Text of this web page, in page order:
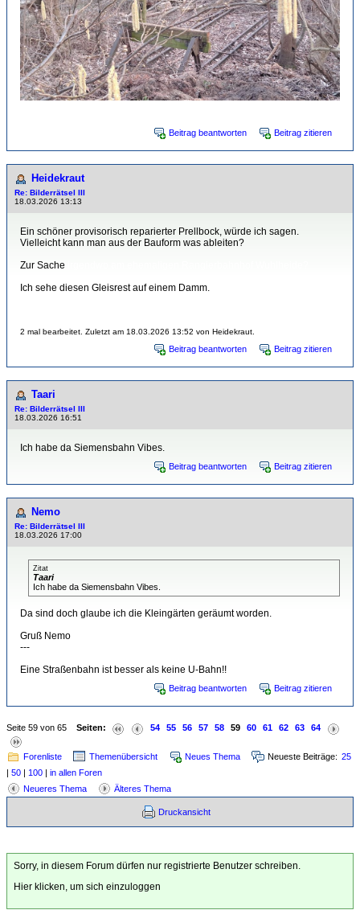
Beitrag beantworten Beitrag zitieren
Heidekraut
Re: Bilderrätsel III
18.03.2026 13:13
Ein schöner provisorisch reparierter Prellbock, würde ich sagen.
Vielleicht kann man aus der Bauform was ableiten?
Zur Sache
Ich sehe diesen Gleisrest auf einem Damm.
2 mal bearbeitet. Zuletzt am 18.03.2026 13:52 von Heidekraut.
Beitrag beantworten Beitrag zitieren
Taari
Re: Bilderrätsel III
18.03.2026 16:51
Ich habe da Siemensbahn Vibes.
Beitrag beantworten Beitrag zitieren
Nemo
Re: Bilderrätsel III
18.03.2026 17:00
Zitat
Taari
Ich habe da Siemensbahn Vibes.
Da sind doch glaube ich die Kleingärten geräumt worden.
Gruß Nemo
---
Eine Straßenbahn ist besser als keine U-Bahn!!
Beitrag beantworten Beitrag zitieren
Seite 59 von 65 Seiten: 54 55 56 57 58 59 60 61 62 63 64
Forenliste Themenübersicht Neues Thema Neueste Beiträge: 25
| 50 | 100 | in allen Foren
Neueres Thema
Älteres Thema
Druckansicht
Sorry, in diesem Forum dürfen nur registrierte Benutzer schreiben.
Hier klicken, um sich einzuloggen